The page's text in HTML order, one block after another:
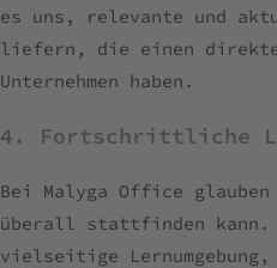
es uns, relevante und
liefern, die einen
Unternehmen haben.
4. Fortschrittliche
Bei Malyga Office
überall stattfinden kann.
vielseitige